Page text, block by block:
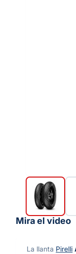
Mira el video
La llanta Pirelli